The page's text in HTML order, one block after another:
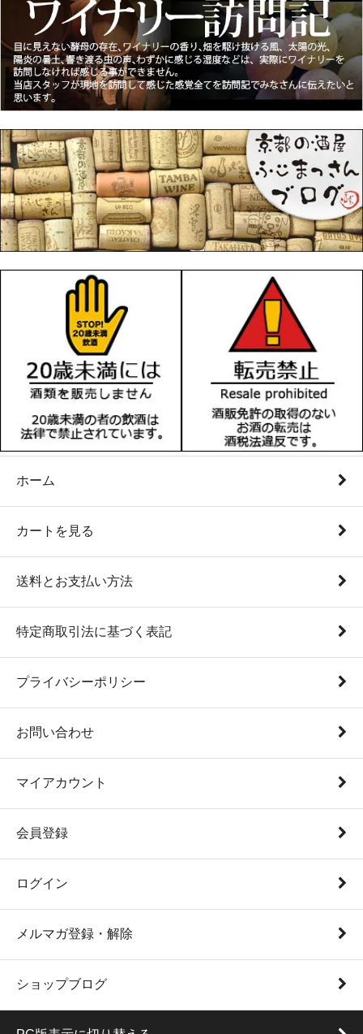
ホーム
カートを見る
送料とお支払い方法
特定商取引法に基づく表記
プライバシーポリシー
お問い合わせ
マイアカウント
会員登録
ログイン
メルマガ登録・解除
ショップブログ